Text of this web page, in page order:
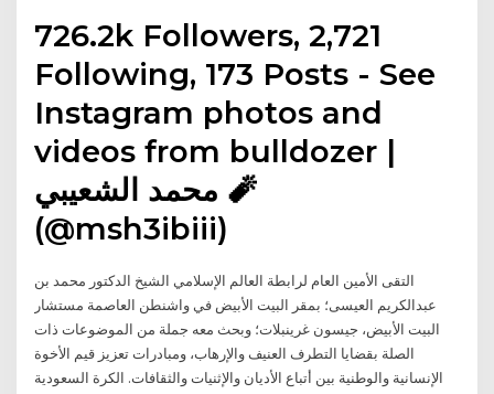
726.2k Followers, 2,721
Following, 173 Posts - See
Instagram photos and
videos from bulldozer |
محمد الشعيبي 🧨
(@msh3ibiii)
التقى الأمين العام لرابطة العالم الإسلامي الشيخ الدكتور محمد بن
عبدالكريم العيسى؛ بمقر البيت الأبيض في واشنطن العاصمة مستشار
البيت الأبيض، جيسون غرينبلات؛ وبحث معه جملة من الموضوعات ذات
الصلة بقضايا التطرف العنيف والإرهاب، ومبادرات تعزيز قيم الأخوة
الإنسانية والوطنية بين أتباع الأديان والإثنيات والثقافات. الكرة السعودية